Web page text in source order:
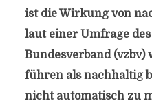
ist die Wirkung von
laut einer Umfrage
Bundesverband
führen als nachhaltig
nicht automatisch zu